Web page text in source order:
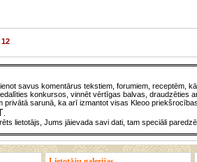
12
savus komentārus tekstiem, forumiem, receptēm,
konkursos, vinnēt vērtīgas balvas, draudzēties
privātā sarunā, ka arī izmantot visas Kleoo
lietotājs, Jums jāievada savi dati, tam speciāli